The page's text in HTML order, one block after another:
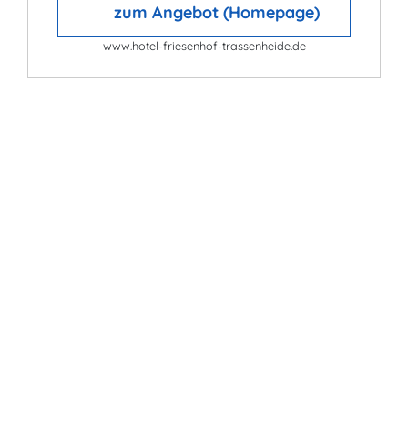
zum Angebot (Homepage)
www.hotel-friesenhof-trassenheide.de